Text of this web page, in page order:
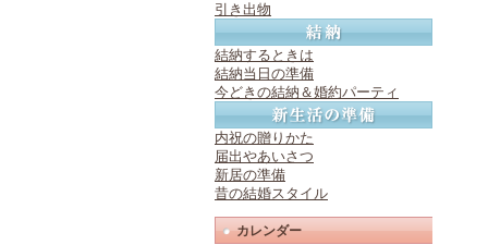
引き出物
結納するときは
結納当日の準備
今どきの結納＆婚約パーティ
内祝の贈りかた
届出やあいさつ
新居の準備
昔の結婚スタイル
カレンダー